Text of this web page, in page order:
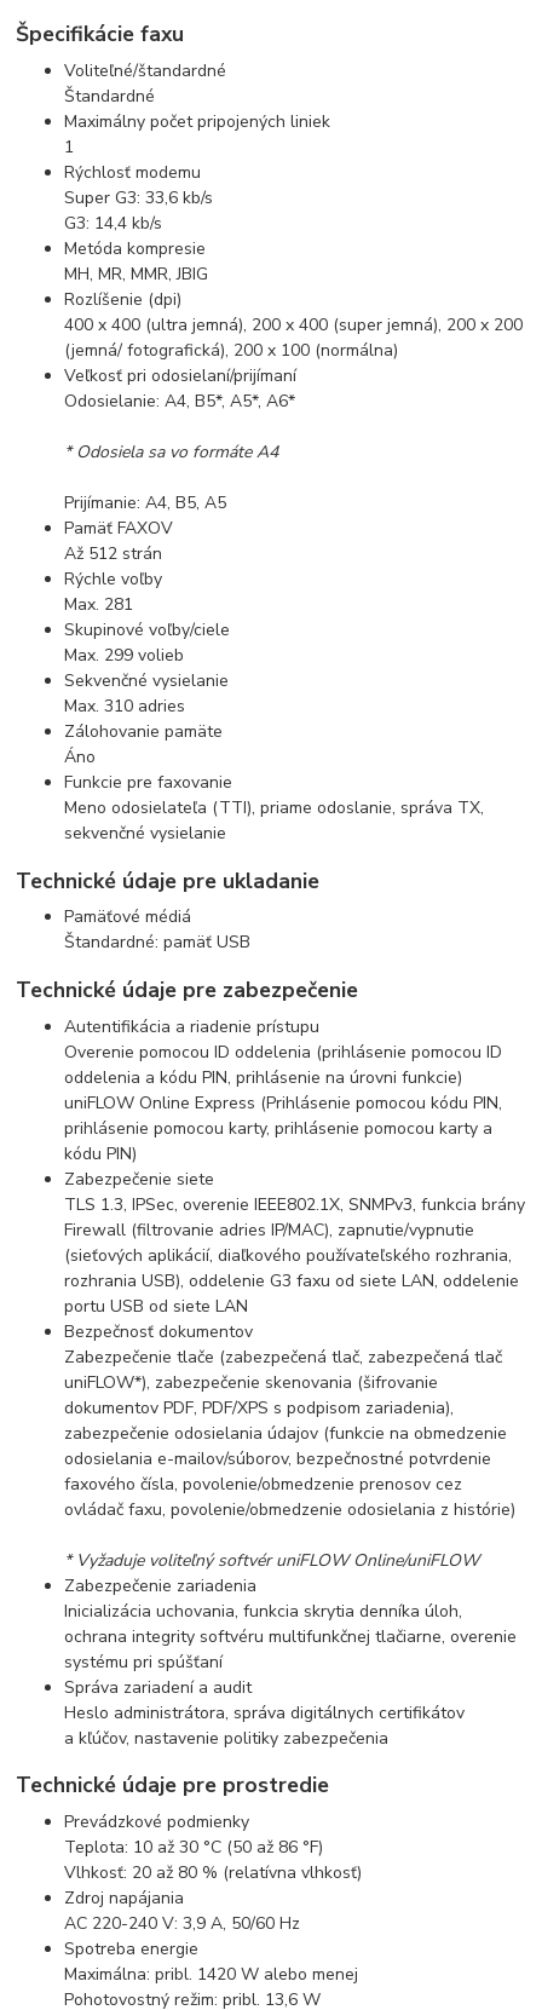
Špecifikácie faxu
Voliteľné/štandardné
Štandardné
Maximálny počet pripojených liniek
1
Rýchlosť modemu
Super G3: 33,6 kb/s
G3: 14,4 kb/s
Metóda kompresie
MH, MR, MMR, JBIG
Rozlíšenie (dpi)
400 x 400 (ultra jemná), 200 x 400 (super jemná), 200 x 200
(jemná/ fotografická), 200 x 100 (normálna)
Veľkosť pri odosielaní/prijímaní
Odosielanie: A4, B5*, A5*, A6*
* Odosiela sa vo formáte A4
Prijímanie: A4, B5, A5
Pamäť FAXOV
Až 512 strán
Rýchle voľby
Max. 281
Skupinové voľby/ciele
Max. 299 volieb
Sekvenčné vysielanie
Max. 310 adries
Zálohovanie pamäte
Áno
Funkcie pre faxovanie
Meno odosielateľa (TTI), priame odoslanie, správa TX,
sekvenčné vysielanie
Technické údaje pre ukladanie
Pamäťové médiá
Štandardné: pamäť USB
Technické údaje pre zabezpečenie
Autentifikácia a riadenie prístupu
Overenie pomocou ID oddelenia (prihlásenie pomocou ID
oddelenia a kódu PIN, prihlásenie na úrovni funkcie)
uniFLOW Online Express (Prihlásenie pomocou kódu PIN,
prihlásenie pomocou karty, prihlásenie pomocou karty a
kódu PIN)
Zabezpečenie siete
TLS 1.3, IPSec, overenie IEEE802.1X, SNMPv3, funkcia brány
Firewall (filtrovanie adries IP/MAC), zapnutie/vypnutie
(sieťových aplikácií, diaľkového používateľského rozhrania,
rozhrania USB), oddelenie G3 faxu od siete LAN, oddelenie
portu USB od siete LAN
Bezpečnosť dokumentov
Zabezpečenie tlače (zabezpečená tlač, zabezpečená tlač
uniFLOW*), zabezpečenie skenovania (šifrovanie
dokumentov PDF, PDF/XPS s podpisom zariadenia),
zabezpečenie odosielania údajov (funkcie na obmedzenie
odosielania e-mailov/súborov, bezpečnostné potvrdenie
faxového čísla, povolenie/obmedzenie prenosov cez
ovládač faxu, povolenie/obmedzenie odosielania z histórie)
* Vyžaduje voliteľný softvér uniFLOW Online/uniFLOW
Zabezpečenie zariadenia
Inicializácia uchovania, funkcia skrytia denníka úloh,
ochrana integrity softvéru multifunkčnej tlačiarne, overenie
systému pri spúšťaní
Správa zariadení a audit
Heslo administrátora, správa digitálnych certifikátov
a kľúčov, nastavenie politiky zabezpečenia
Technické údaje pre prostredie
Prevádzkové podmienky
Teplota: 10 až 30 °C (50 až 86 °F)
Vlhkosť: 20 až 80 % (relatívna vlhkosť)
Zdroj napájania
AC 220-240 V: 3,9 A, 50/60 Hz
Spotreba energie
Maximálna: pribl. 1420 W alebo menej
Pohotovostný režim: pribl. 13,6 W